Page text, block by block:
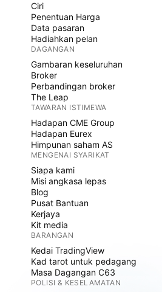
Ciri
Penentuan Harga
Data pasaran
Hadiahkan pelan
DAGANGAN
Gambaran keseluruhan
Broker
Perbandingan broker
The Leap
TAWARAN ISTIMEWA
Hadapan CME Group
Hadapan Eurex
Himpunan saham AS
MENGENAI SYARIKAT
Siapa kami
Misi angkasa lepas
Blog
Pusat Bantuan
Kerjaya
Kit media
BARANGAN
Kedai TradingView
Kad tarot untuk pedagang
Masa Dagangan C63
POLISI & KESELAMATAN